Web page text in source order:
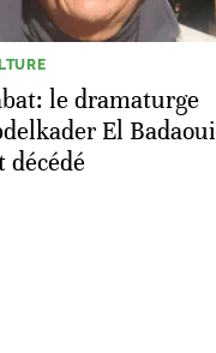
le dramaturge
El Badaoui
décédé